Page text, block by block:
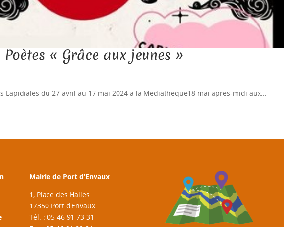
« Grâce aux jeunes »
Lapidiales du 27 avril au 17 mai 2024 à la Médiathèque18 mai après-midi aux...
Mairie de Port d’Envaux
1, Place des Halles
17350 Port d’Envaux
Tél. : 05 46 91 73 31